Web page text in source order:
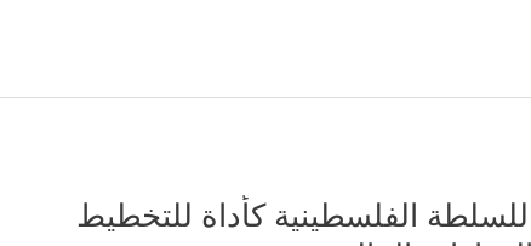
للسلطة الفلسطينية كأداة للتخطيط